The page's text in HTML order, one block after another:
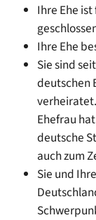
Ihre Ehe
Ihre Ehe
Sie sind
deutschen
Ehefrau
deutsche
auch zum
Sie und